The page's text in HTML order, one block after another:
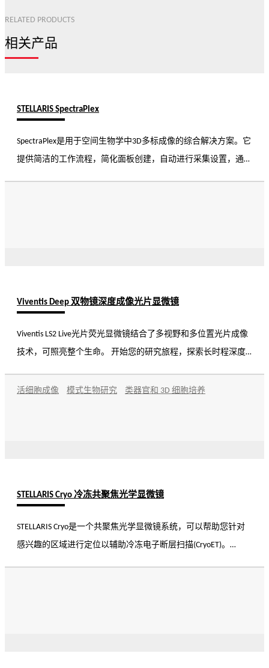
RELATED PRODUCTS
相关产品
STELLARIS SpectraPlex
SpectraPlex是用于空间生物学中3D多标成像的综合解决方案。它
提供简洁的工作流程，简化面板创建，自动进行采集设置，通过
Viventis Deep 双物镜深度成像光片显微镜
Viventis LS2 Live光片荧光显微镜结合了多视野和多位置光片成像
技术，可照亮整个生命。 开始您的研究旅程，探索长时程深度
活细胞成像 模式生物研究 类器官和 3D 细胞培养
STELLARIS Cryo 冷冻共聚焦光学显微镜
STELLARIS Cryo是一个共聚焦光学显微镜系统，可以帮助您针对
感兴趣的区域进行定位以辅助冷冻电子断层扫描(CryoET)。